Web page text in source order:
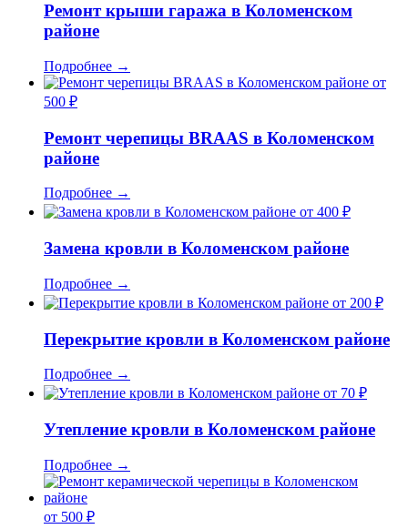
Ремонт крыши гаража в Коломенском
районе
Подробнее →
от
500 ₽
Ремонт черепицы BRAAS в Коломенском
районе
Подробнее →
от 400 ₽
Замена кровли в Коломенском районе
Подробнее →
от 200 ₽
Перекрытие кровли в Коломенском районе
Подробнее →
от 70 ₽
Утепление кровли в Коломенском районе
Подробнее →
от 500 ₽